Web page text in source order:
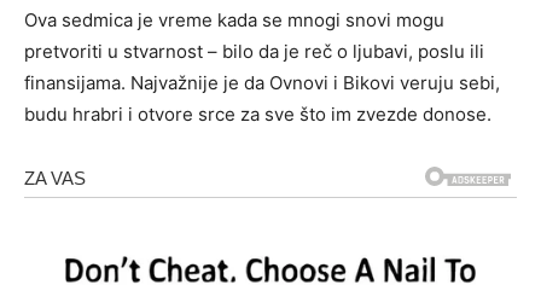
Ova sedmica je vreme kada se mnogi snovi mogu
pretvoriti u stvarnost – bilo da je reč o ljubavi, poslu ili
finansijama. Najvažnije je da Ovnovi i Bikovi veruju sebi,
budu hrabri i otvore srce za sve što im zvezde donose.